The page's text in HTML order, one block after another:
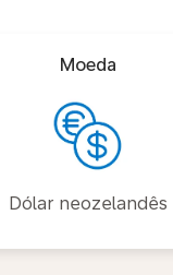
Moeda
Dólar neozelandês